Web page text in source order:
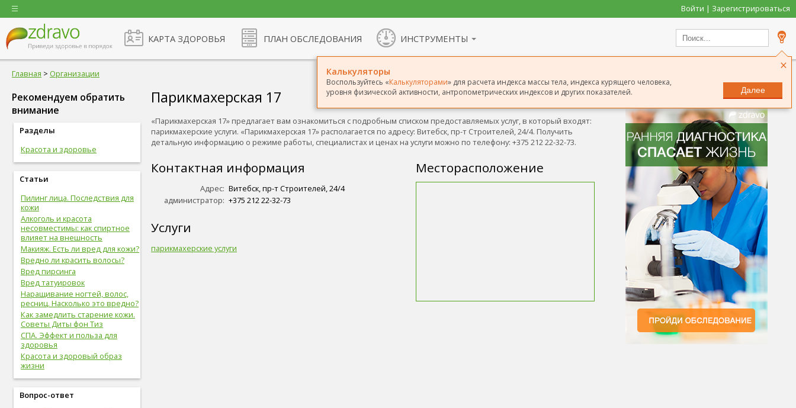
Войти | Зарегистрироваться
КАРТА ЗДОРОВЬЯ ПЛАН ОБСЛЕДОВАНИЯ ИНСТРУМЕНТЫ
×
Калькуляторы
Воспользуйтесь «Калькуляторами» для расчета индекса массы тела, индекса курящего человека,
уровня физической активности, антропометрических индексов и других показателей.
Далее
Главная > Организации
Рекомендуем обратить
внимание
Разделы
Красота и здоровье
Статьи
Пилинг лица. Последствия для
кожи
Алкоголь и красота
несовместимы: как спиртное
влияет на внешность
Макияж. Есть ли вред для кожи?
Вредно ли красить волосы?
Вред пирсинга
Вред татуировок
Наращивание ногтей, волос,
ресниц. Насколько это вредно?
Как замедлить старение кожи.
Советы Диты фон Тиз
СПА. Эффект и польза для
здоровья
Красота и здоровый образ
жизни
Вопрос-ответ
Сообщить о неточности
Парикмахерская 17
«Парикмахерская 17» предлагает вам ознакомиться с подробным списком предоставляемых услуг, в который входят:
парикмахерские услуги. «Парикмахерская 17» располагается по адресу: Витебск, пр-т Строителей, 24/4. Получить
детальную информацию о режиме работы, специалистах и ценах на услуги можно по телефону: +375 212 22-32-73.
Месторасположение
Контактная информация
Адрес: Витебск, пр-т Строителей, 24/4
администратор: +375 212 22-32-73
Услуги
парикмахерские услуги